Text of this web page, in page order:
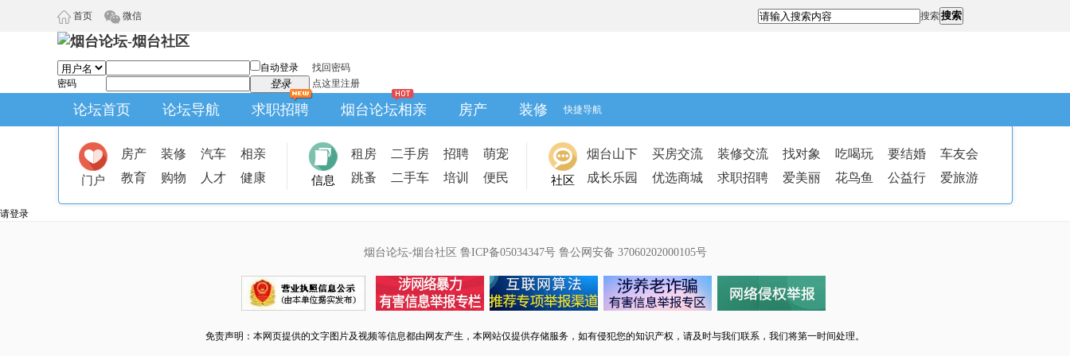
首页 微信 搜索搜索
自动登录
找回密码
密码
登录 点这里注册
论坛首页 论坛导航 求职招聘 烟台论坛相亲 房产 装修 快捷导航
门户
房产 装修 汽车
相亲
教育
购物 人才 健康 信息
租房 二手房 招聘
萌宠
跳蚤
二手车 培训 便民 社区
烟台山下 买房交流 装修交流 找对象 吃喝玩 要结婚
车友会
成长乐园
优选商城 求职招聘 爱美丽 花鸟鱼 公益行 爱旅游
请登录
烟台论坛-烟台社区 鲁ICP备05034347号 鲁公网安备 37060202000105号
免责声明：本网页提供的文字图片及视频等信息都由网友产生，本网站仅提供存储服务，如有侵犯您的知识产权，请及时与我们联系，我们将第一时间处理。